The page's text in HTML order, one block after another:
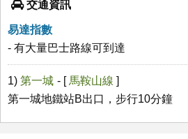
交通資訊
易達指數
- 有大量巴士路線可到達
1) 第一城 - [ 馬鞍山線 ]
第一城地鐵站B出口，步行10分鐘